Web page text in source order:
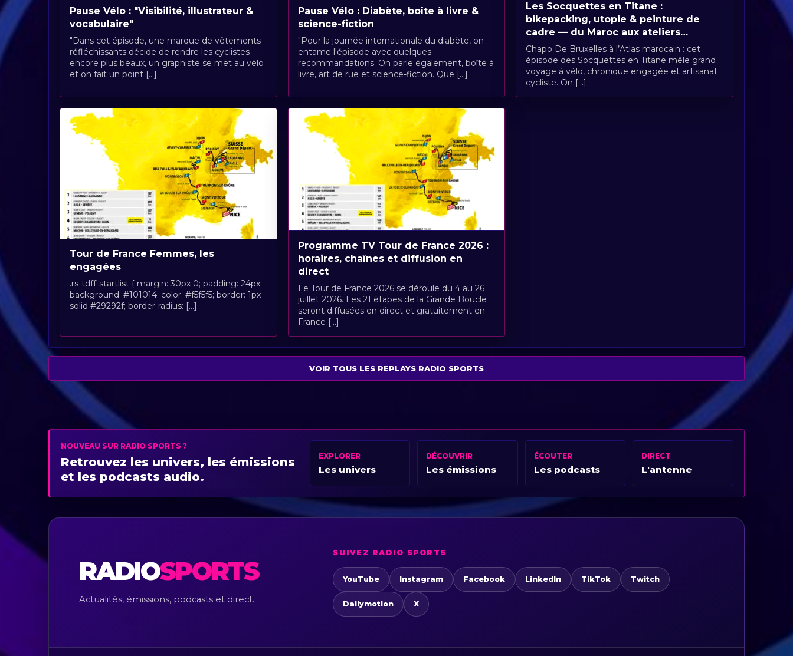
Pause Vélo : "Visibilité, illustrateur &
vocabulaire"
"Dans cet épisode, une marque de vêtements
réfléchissants décide de rendre les cyclistes
encore plus beaux, un graphiste se met au vélo
et on fait un point [...]
Pause Vélo : Diabète, boîte à livre &
science-fiction
"Pour la journée internationale du diabète, on
entame l'épisode avec quelques
recommandations. On parle également, boîte à
livre, art de rue et science-fiction. Que [...]
Les Socquettes en Titane :
bikepacking, utopie & peinture de
cadre — du Maroc aux ateliers
bruxellois
Chapo De Bruxelles à l’Atlas marocain : cet
épisode des Socquettes en Titane mêle grand
voyage à vélo, chronique engagée et artisanat
cycliste. On [...]
Tour de France Femmes, les
engagées
.rs-tdff-startlist { margin: 30px 0; padding: 24px;
background: #101014; color: #f5f5f5; border: 1px
solid #29292f; border-radius: [...]
Programme TV Tour de France 2026 :
horaires, chaînes et diffusion en
direct
Le Tour de France 2026 se déroule du 4 au 26
juillet 2026. Les 21 étapes de la Grande Boucle
seront diffusées en direct et gratuitement en
France [...]
VOIR TOUS LES REPLAYS RADIO SPORTS
NOUVEAU SUR RADIO SPORTS ?
Retrouvez les univers, les émissions
et les podcasts audio.
EXPLORER
Les univers
DÉCOUVRIR
Les émissions
ÉCOUTER
Les podcasts
DIRECT
L'antenne
RADIOSPORTS
Actualités, émissions, podcasts et direct.
SUIVEZ RADIO SPORTS
YouTube Instagram Facebook LinkedIn TikTok Twitch
Dailymotion X